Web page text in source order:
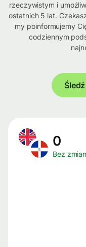
rzeczywistym i
ostatnich 5 lat.
my poinformujemy
codziennym
0
Bez zmian